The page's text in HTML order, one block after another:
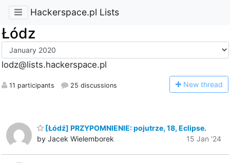
Hackerspace.pl Lists
Łódz
lodz@lists.hackerspace.pl
11 participants 25 discussions New thread
[Łódź] PRZYPOMNIENIE: pojutrze, 18, Eclipse.
by Jacek Wielemborek
15 Jan '24